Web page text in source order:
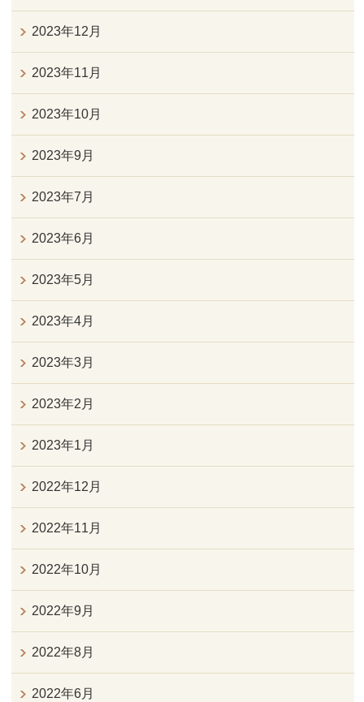
2023年12月
2023年11月
2023年10月
2023年9月
2023年7月
2023年6月
2023年5月
2023年4月
2023年3月
2023年2月
2023年1月
2022年12月
2022年11月
2022年10月
2022年9月
2022年8月
2022年6月